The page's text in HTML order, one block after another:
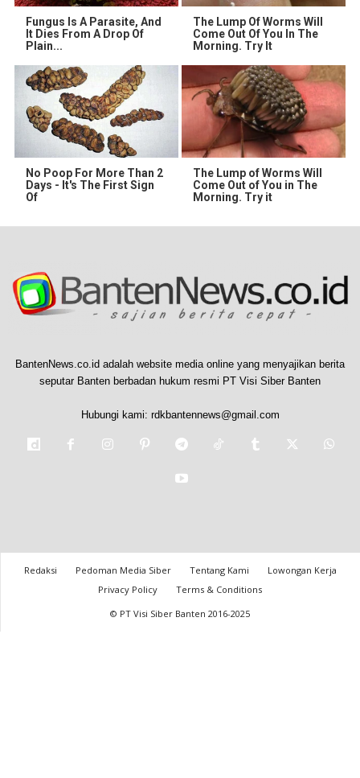
Fungus Is A Parasite, And
It Dies From A Drop Of
Plain...
The Lump Of Worms Will
Come Out Of You In The
Morning. Try It
No Poop For More Than 2
Days - It's The First Sign
Of
The Lump of Worms Will
Come Out of You in The
Morning. Try it
BantenNews.co.id adalah website media online yang menyajikan berita
seputar Banten berbadan hukum resmi PT Visi Siber Banten
Hubungi kami: rdkbantennews@gmail.com
Redaksi Pedoman Media Siber Tentang Kami
Lowongan Kerja
Privacy Policy
Terms & Conditions
© PT Visi Siber Banten 2016-2025